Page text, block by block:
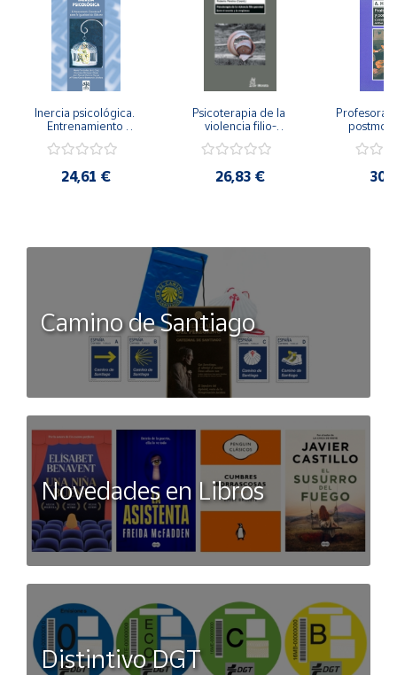
Inercia psicológica.
Entrenamiento
Igualdad de Género.
24,61 €
Psicoterapia de la
violencia filio-
secreto y la
26,83 €
Camino de Santiago
Novedades en Libros
Distintivo DGT